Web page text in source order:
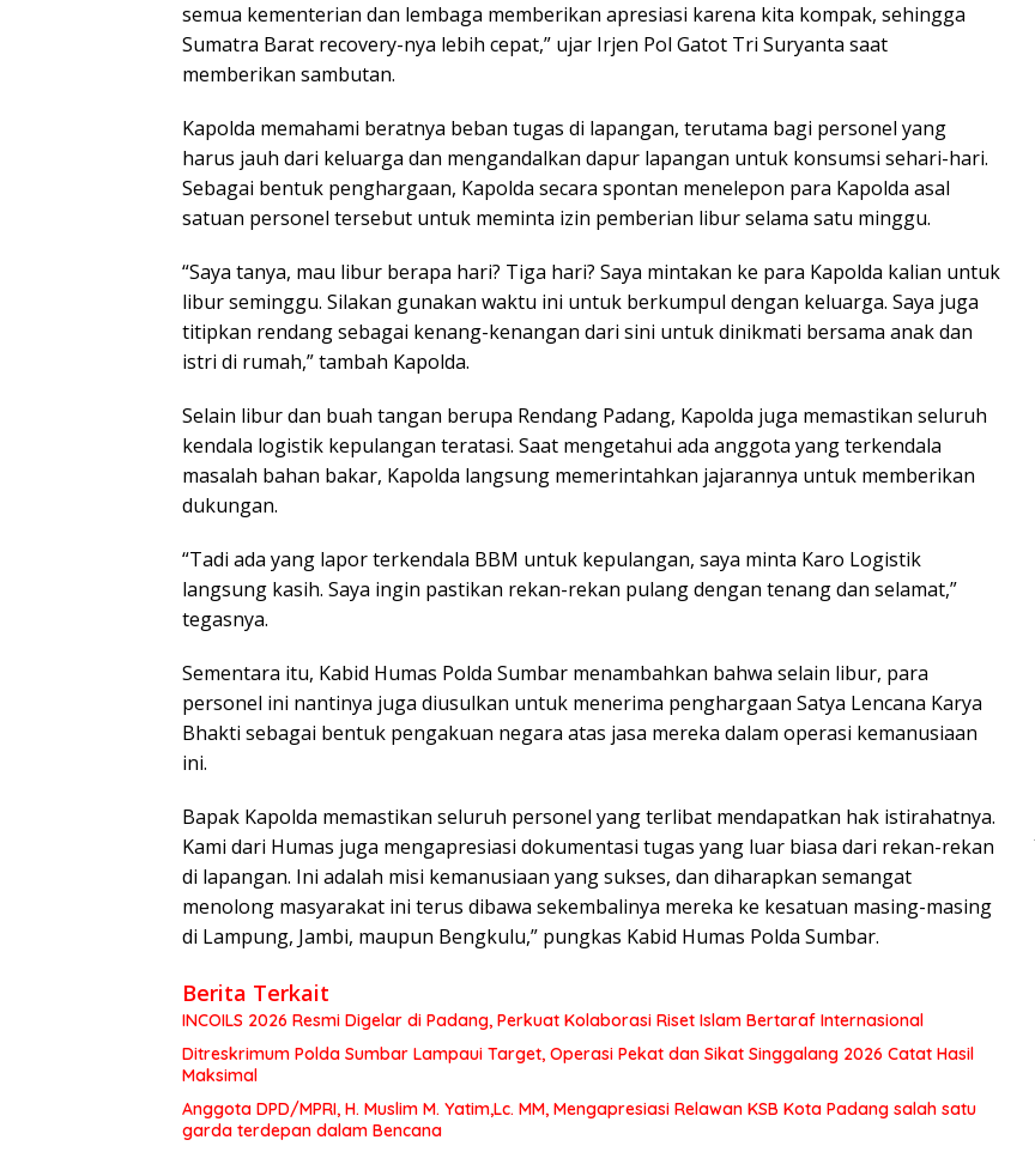
semua kementerian dan lembaga memberikan apresiasi karena kita kompak, sehingga
Sumatra Barat recovery-nya lebih cepat,” ujar Irjen Pol Gatot Tri Suryanta saat
memberikan sambutan.
Kapolda memahami beratnya beban tugas di lapangan, terutama bagi personel yang
harus jauh dari keluarga dan mengandalkan dapur lapangan untuk konsumsi sehari-hari.
Sebagai bentuk penghargaan, Kapolda secara spontan menelepon para Kapolda asal
satuan personel tersebut untuk meminta izin pemberian libur selama satu minggu.
“Saya tanya, mau libur berapa hari? Tiga hari? Saya mintakan ke para Kapolda kalian untuk
libur seminggu. Silakan gunakan waktu ini untuk berkumpul dengan keluarga. Saya juga
titipkan rendang sebagai kenang-kenangan dari sini untuk dinikmati bersama anak dan
istri di rumah,” tambah Kapolda.
Selain libur dan buah tangan berupa Rendang Padang, Kapolda juga memastikan seluruh
kendala logistik kepulangan teratasi. Saat mengetahui ada anggota yang terkendala
masalah bahan bakar, Kapolda langsung memerintahkan jajarannya untuk memberikan
dukungan.
“Tadi ada yang lapor terkendala BBM untuk kepulangan, saya minta Karo Logistik
langsung kasih. Saya ingin pastikan rekan-rekan pulang dengan tenang dan selamat,”
tegasnya.
Sementara itu, Kabid Humas Polda Sumbar menambahkan bahwa selain libur, para
personel ini nantinya juga diusulkan untuk menerima penghargaan Satya Lencana Karya
Bhakti sebagai bentuk pengakuan negara atas jasa mereka dalam operasi kemanusiaan
ini.
Bapak Kapolda memastikan seluruh personel yang terlibat mendapatkan hak istirahatnya.
Kami dari Humas juga mengapresiasi dokumentasi tugas yang luar biasa dari rekan-rekan
di lapangan. Ini adalah misi kemanusiaan yang sukses, dan diharapkan semangat
menolong masyarakat ini terus dibawa sekembalinya mereka ke kesatuan masing-masing
di Lampung, Jambi, maupun Bengkulu,” pungkas Kabid Humas Polda Sumbar.
Berita Terkait
INCOILS 2026 Resmi Digelar di Padang, Perkuat Kolaborasi Riset Islam Bertaraf Internasional
Ditreskrimum Polda Sumbar Lampaui Target, Operasi Pekat dan Sikat Singgalang 2026 Catat Hasil
Maksimal
Anggota DPD/MPRI, H. Muslim M. Yatim,Lc. MM, Mengapresiasi Relawan KSB Kota Padang salah satu
garda terdepan dalam Bencana